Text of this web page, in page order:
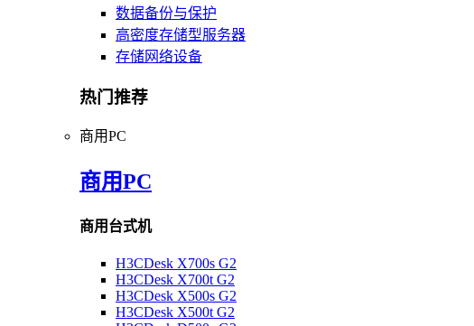
数据备份与保护
高密度存储型服务器
存储网络设备
热门推荐
商用PC
商用PC
商用台式机
H3CDesk X700s G2
H3CDesk X700t G2
H3CDesk X500s G2
H3CDesk X500t G2